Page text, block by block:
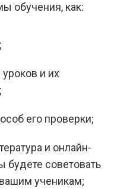
обучения, как:
и их
его проверки;
и онлайн-
будете советовать
ученикам;